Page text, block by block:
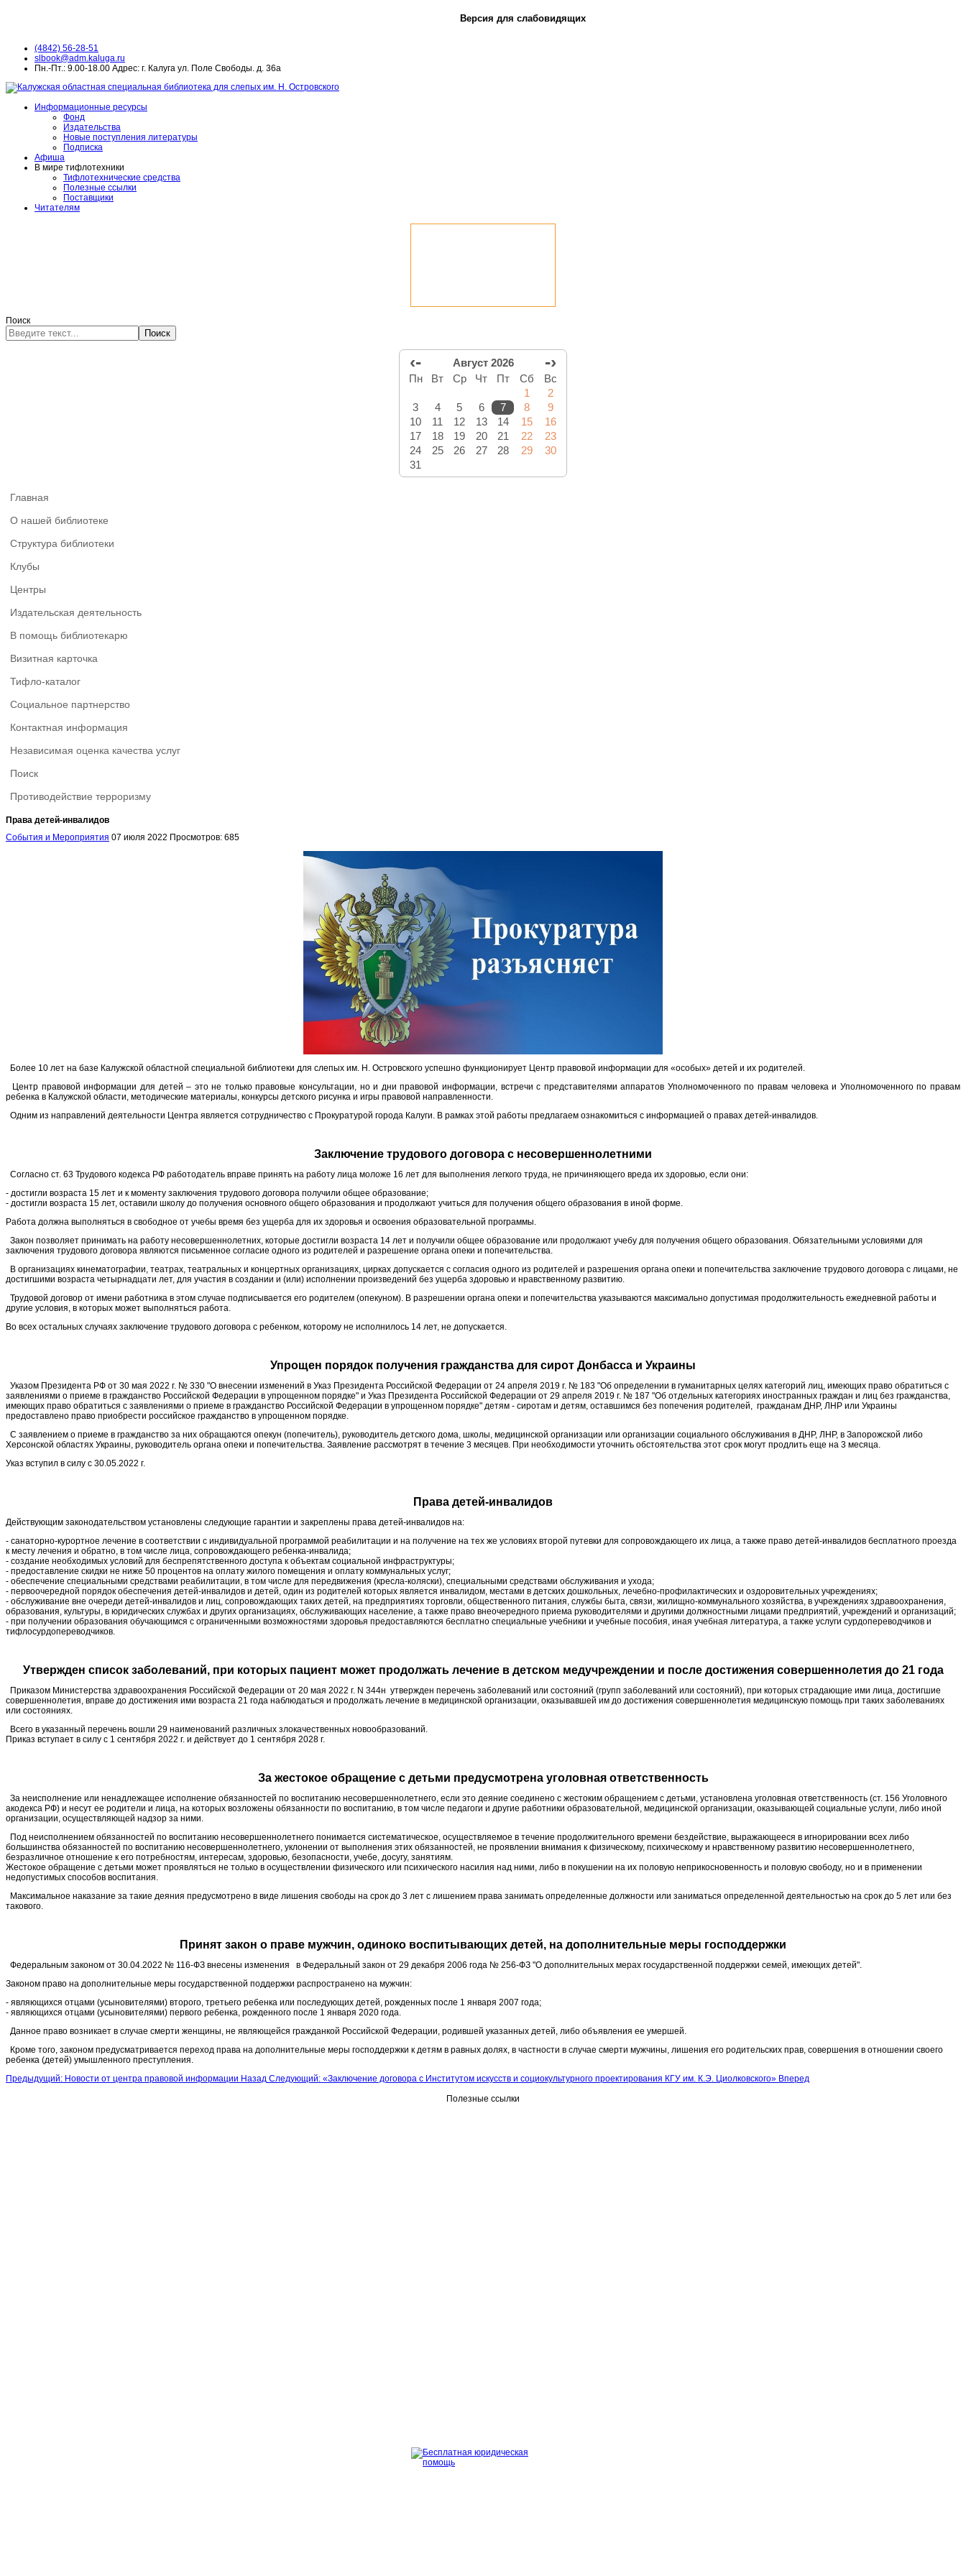
Версия для слабовидящих
(4842) 56-28-51
slbook@adm.kaluga.ru
Пн.-Пт.: 9.00-18.00 Адрес: г. Калуга ул. Поле Свободы. д. 36а
Информационные ресурсы
Фонд
Издательства
Новые поступления литературы
Подписка
Афиша
В мире тифлотехники
Тифлотехнические средства
Полезные ссылки
Поставщики
Читателям
Поиск
Поиск
‹- Август 2026 -›
Пн Вт Ср Чт Пт Сб
Вс
1
2
3
4 5 6 7 8
9
10
11 12 13 14 15
16
17
18 19 20 21 22
23
24
25 26 27 28 29
30
31
Главная
О нашей библиотеке
Структура библиотеки
Клубы
Центры
Издательская деятельность
В помощь библиотекарю
Визитная карточка
Тифло-каталог
Социальное партнерство
Контактная информация
Независимая оценка качества услуг
Поиск
Противодействие терроризму
Права детей-инвалидов
События и Мероприятия 07 июля 2022 Просмотров: 685
Более 10 лет на базе Калужской областной специальной библиотеки для слепых им. Н. Островского успешно функционирует Центр правовой информации для «особых» детей и их родителей.
Центр правовой информации для детей – это не только правовые консультации, но и дни правовой информации, встречи с представителями аппаратов Уполномоченного по правам человека и Уполномоченного по правам
ребенка в Калужской области, методические материалы, конкурсы детского рисунка и игры правовой направленности.
Одним из направлений деятельности Центра является сотрудничество с Прокуратурой города Калуги. В рамках этой работы предлагаем ознакомиться с информацией о правах детей-инвалидов.
Заключение трудового договора с несовершеннолетними
Согласно ст. 63 Трудового кодекса РФ работодатель вправе принять на работу лица моложе 16 лет для выполнения легкого труда, не причиняющего вреда их здоровью, если они:
- достигли возраста 15 лет и к моменту заключения трудового договора получили общее образование;
- достигли возраста 15 лет, оставили школу до получения основного общего образования и продолжают учиться для получения общего образования в иной форме.
Работа должна выполняться в свободное от учебы время без ущерба для их здоровья и освоения образовательной программы.
Закон позволяет принимать на работу несовершеннолетних, которые достигли возраста 14 лет и получили общее образование или продолжают учебу для получения общего образования. Обязательными условиями для
заключения трудового договора являются письменное согласие одного из родителей и разрешение органа опеки и попечительства.
В организациях кинематографии, театрах, театральных и концертных организациях, цирках допускается с согласия одного из родителей и разрешения органа опеки и попечительства заключение трудового договора с лицами, не
достигшими возраста четырнадцати лет, для участия в создании и (или) исполнении произведений без ущерба здоровью и нравственному развитию.
Трудовой договор от имени работника в этом случае подписывается его родителем (опекуном). В разрешении органа опеки и попечительства указываются максимально допустимая продолжительность ежедневной работы и
другие условия, в которых может выполняться работа.
Во всех остальных случаях заключение трудового договора с ребенком, которому не исполнилось 14 лет, не допускается.
Упрощен порядок получения гражданства для сирот Донбасса и Украины
Указом Президента РФ от 30 мая 2022 г. № 330 "О внесении изменений в Указ Президента Российской Федерации от 24 апреля 2019 г. № 183 "Об определении в гуманитарных целях категорий лиц, имеющих право обратиться с
заявлениями о приеме в гражданство Российской Федерации в упрощенном порядке" и Указ Президента Российской Федерации от 29 апреля 2019 г. № 187 "Об отдельных категориях иностранных граждан и лиц без гражданства,
имеющих право обратиться с заявлениями о приеме в гражданство Российской Федерации в упрощенном порядке" детям - сиротам и детям, оставшимся без попечения родителей, гражданам ДНР, ЛНР или Украины
предоставлено право приобрести российское гражданство в упрощенном порядке.
С заявлением о приеме в гражданство за них обращаются опекун (попечитель), руководитель детского дома, школы, медицинской организации или организации социального обслуживания в ДНР, ЛНР, в Запорожской либо
Херсонской областях Украины, руководитель органа опеки и попечительства. Заявление рассмотрят в течение 3 месяцев. При необходимости уточнить обстоятельства этот срок могут продлить еще на 3 месяца.
Указ вступил в силу с 30.05.2022 г.
Права детей-инвалидов
Действующим законодательством установлены следующие гарантии и закреплены права детей-инвалидов на:
- санаторно-курортное лечение в соответствии с индивидуальной программой реабилитации и на получение на тех же условиях второй путевки для сопровождающего их лица, а также право детей-инвалидов бесплатного проезда
к месту лечения и обратно, в том числе лица, сопровождающего ребенка-инвалида;
- создание необходимых условий для беспрепятственного доступа к объектам социальной инфраструктуры;
- предоставление скидки не ниже 50 процентов на оплату жилого помещения и оплату коммунальных услуг;
- обеспечение специальными средствами реабилитации, в том числе для передвижения (кресла-коляски), специальными средствами обслуживания и ухода;
- первоочередной порядок обеспечения детей-инвалидов и детей, один из родителей которых является инвалидом, местами в детских дошкольных, лечебно-профилактических и оздоровительных учреждениях;
- обслуживание вне очереди детей-инвалидов и лиц, сопровождающих таких детей, на предприятиях торговли, общественного питания, службы быта, связи, жилищно-коммунального хозяйства, в учреждениях здравоохранения,
образования, культуры, в юридических службах и других организациях, обслуживающих население, а также право внеочередного приема руководителями и другими должностными лицами предприятий, учреждений и организаций;
- при получении образования обучающимся с ограниченными возможностями здоровья предоставляются бесплатно специальные учебники и учебные пособия, иная учебная литература, а также услуги сурдопереводчиков и
тифлосурдопереводчиков.
Утвержден список заболеваний, при которых пациент может продолжать лечение в детском медучреждении и после достижения совершеннолетия до 21 года
Приказом Министерства здравоохранения Российской Федерации от 20 мая 2022 г. N 344н утвержден перечень заболеваний или состояний (групп заболеваний или состояний), при которых страдающие ими лица, достигшие
совершеннолетия, вправе до достижения ими возраста 21 года наблюдаться и продолжать лечение в медицинской организации, оказывавшей им до достижения совершеннолетия медицинскую помощь при таких заболеваниях
или состояниях.
Всего в указанный перечень вошли 29 наименований различных злокачественных новообразований.
Приказ вступает в силу с 1 сентября 2022 г. и действует до 1 сентября 2028 г.
За жестокое обращение с детьми предусмотрена уголовная ответственность
За неисполнение или ненадлежащее исполнение обязанностей по воспитанию несовершеннолетнего, если это деяние соединено с жестоким обращением с детьми, установлена уголовная ответственность (ст. 156 Уголовного
aкодекса РФ) и несут ее родители и лица, на которых возложены обязанности по воспитанию, в том числе педагоги и другие работники образовательной, медицинской организации, оказывающей социальные услуги, либо иной
организации, осуществляющей надзор за ними.
Под неисполнением обязанностей по воспитанию несовершеннолетнего понимается систематическое, осуществляемое в течение продолжительного времени бездействие, выражающееся в игнорировании всех либо
большинства обязанностей по воспитанию несовершеннолетнего, уклонении от выполнения этих обязанностей, не проявлении внимания к физическому, психическому и нравственному развитию несовершеннолетнего,
безразличное отношение к его потребностям, интересам, здоровью, безопасности, учебе, досугу, занятиям.
Жестокое обращение с детьми может проявляться не только в осуществлении физического или психического насилия над ними, либо в покушении на их половую неприкосновенность и половую свободу, но и в применении
недопустимых способов воспитания.
Максимальное наказание за такие деяния предусмотрено в виде лишения свободы на срок до 3 лет с лишением права занимать определенные должности или заниматься определенной деятельностью на срок до 5 лет или без
такового.
Принят закон о праве мужчин, одиноко воспитывающих детей, на дополнительные меры господдержки
Федеральным законом от 30.04.2022 № 116-ФЗ внесены изменения в Федеральный закон от 29 декабря 2006 года № 256-ФЗ "О дополнительных мерах государственной поддержки семей, имеющих детей".
Законом право на дополнительные меры государственной поддержки распространено на мужчин:
- являющихся отцами (усыновителями) второго, третьего ребенка или последующих детей, рожденных после 1 января 2007 года;
- являющихся отцами (усыновителями) первого ребенка, рожденного после 1 января 2020 года.
Данное право возникает в случае смерти женщины, не являющейся гражданкой Российской Федерации, родившей указанных детей, либо объявления ее умершей.
Кроме того, законом предусматривается переход права на дополнительные меры господдержки к детям в равных долях, в частности в случае смерти мужчины, лишения его родительских прав, совершения в отношении своего
ребенка (детей) умышленного преступления.
Предыдущий: Новости от центра правовой информации Назад Следующий: «Заключение договора с Институтом искусств и социокультурного проектирования КГУ им. К.Э. Циолковского» Вперед
Полезные ссылки